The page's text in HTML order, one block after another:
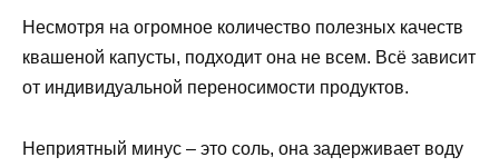
Несмотря на огромное количество полезных качеств
квашеной капусты, подходит она не всем. Всё зависит
от индивидуальной переносимости продуктов.
Неприятный минус – это соль, она задерживает воду